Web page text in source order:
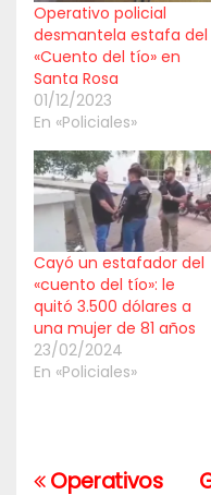
Operativo policial
desmantela estafa del
«Cuento del tío» en
Santa Rosa
01/12/2023
En «Policiales»
Cayó un estafador del
«cuento del tío»: le
quitó 3.500 dólares a
una mujer de 81 años
23/02/2024
En «Policiales»
Operativos